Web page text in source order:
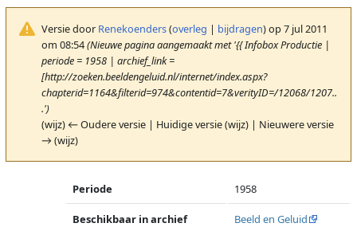
Versie door Renekoenders(overleg | bijdragen)op 7 jul 2011
om 08:54(Nieuwe pagina aangemaakt met '{{ Infobox Productie |
periode = 1958 | archief_link =
[http://zoeken.beeldengeluid.nl/internet/index.aspx?
chapterid=1164&filterid=974&contentid=7&verityID=/12068/1207..
.')
(wijz) ← Oudere versie | Huidige versie (wijz) | Nieuwere versie
→ (wijz)
Periode 1958
Beschikbaar in archief Beeld en Geluid